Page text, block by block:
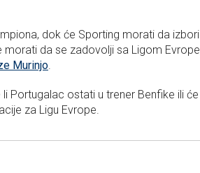
dok će Sporting morati da
morati da se zadovolji sa Ligom
Murinjo.
Portugalac ostati u trener Benfike ili
za Ligu Evrope.